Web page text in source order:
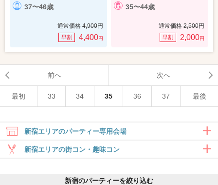
37〜46歳
通常価格 4,900円
早割 4,400円
35〜44歳
通常価格 2,500円
早割 2,000円
前へ 次へ
最初 33 34 35 36 37 最後
新宿エリアのパーティー専用会場
新宿エリアの街コン・趣味コン
6対6～｜食事・ドリンク付きグループト
新宿のパーティーを絞り込む